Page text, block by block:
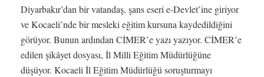
Diyarbakır’dan bir vatandaş, şans eseri e-Devlet’ine giriyor
ve Kocaeli’nde bir mesleki eğitim kursuna kaydedildiğini
görüyor. Bunun ardından CİMER’e yazı yazıyor. CİMER’e
edilen şikâyet dosyası, İl Milli Eğitim Müdürlüğüne
düşüyor. Kocaeli İl Eğitim Müdürlüğü soruşturmayı